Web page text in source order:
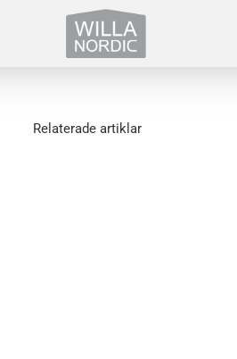
Relaterade artiklar